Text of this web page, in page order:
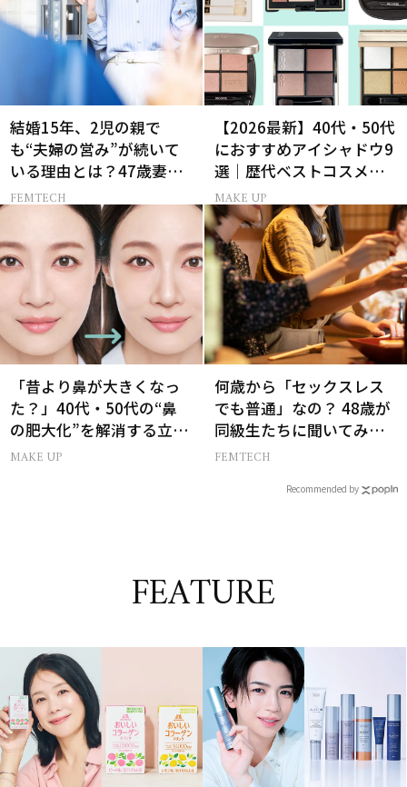
結婚15年、2児の親で
も“夫婦の営み”が続いて
いる理由とは？47歳妻が
実践する【レスにならな
いコツ】
FEMTECH
【2026最新】40代・50代
におすすめアイシャドウ9
選｜歴代ベストコスメ受
賞まとめ
MAKE UP
「昔より鼻が大きくなっ
た？」40代・50代の“鼻
の肥大化”を解消する立体
小鼻メイク
MAKE UP
何歳から「セックスレス
でも普通」なの？ 48歳が
同級生たちに聞いてみた
ら…
FEMTECH
Recommended by
FEATURE